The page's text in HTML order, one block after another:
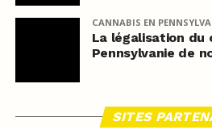
CANNABIS EN
La légalisation du
Pennsylvanie de
SITES